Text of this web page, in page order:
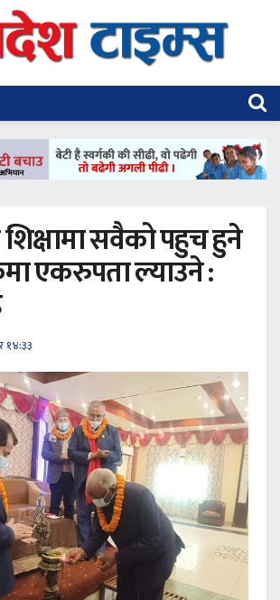
शिक्षामा सवैको पहुच हुने
एकरुपता ल्याउने :
१४:३३